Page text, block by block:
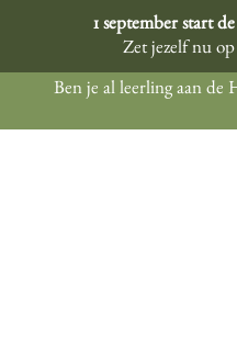
1 september start
Zet jezelf nu
Ben je al leerling aan de